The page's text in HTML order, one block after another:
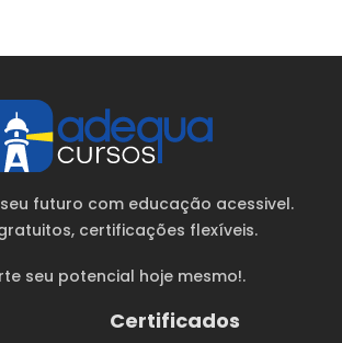
futuro com educação acessivel.
, certificações flexíveis.
seu potencial hoje mesmo!.
Certificados